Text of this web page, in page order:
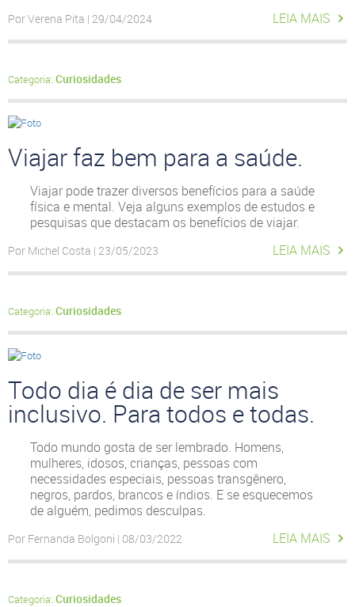
Por Verena Pita | 29/04/2024 LEIA MAIS
Categoria: Curiosidades
Viajar faz bem para a saúde.
Viajar pode trazer diversos benefícios para a saúde
física e mental. Veja alguns exemplos de estudos e
pesquisas que destacam os benefícios de viajar.
Por Michel Costa | 23/05/2023 LEIA MAIS
Categoria: Curiosidades
Todo dia é dia de ser mais
inclusivo. Para todos e todas.
Todo mundo gosta de ser lembrado. Homens,
mulheres, idosos, crianças, pessoas com
necessidades especiais, pessoas transgênero,
negros, pardos, brancos e índios. E se esquecemos
de alguém, pedimos desculpas.
Por Fernanda Bolgoni | 08/03/2022 LEIA MAIS
Categoria: Curiosidades